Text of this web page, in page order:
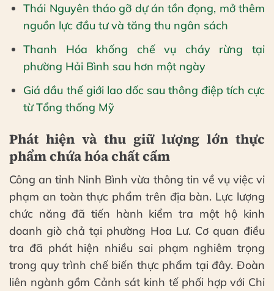
Thái Nguyên tháo gỡ dự án tồn đọng, mở thêm
nguồn lực đầu tư và tăng thu ngân sách
Thanh Hóa khống chế vụ cháy rừng tại
phường Hải Bình sau hơn một ngày
Giá dầu thế giới lao dốc sau thông điệp tích cực
từ Tổng thống Mỹ
Phát hiện và thu giữ lượng lớn thực
phẩm chứa hóa chất cấm
Công an tỉnh Ninh Bình vừa thông tin về vụ việc vi
phạm an toàn thực phẩm trên địa bàn. Lực lượng
chức năng đã tiến hành kiểm tra một hộ kinh
doanh giò chả tại phường Hoa Lư. Cơ quan điều
tra đã phát hiện nhiều sai phạm nghiêm trọng
trong quy trình chế biến thực phẩm tại đây. Đoàn
liên ngành gồm Cảnh sát kinh tế phối hợp với Chi